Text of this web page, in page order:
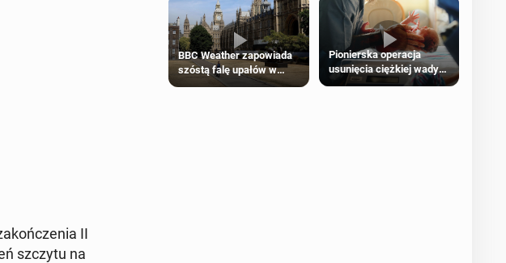
II
szczytu na
BBC Weather zapowiada
szóstą falę upałów w
Londynie
Pionierska operacja
usunięcia ciężkiej wady
wrodzonej płodu w łonie